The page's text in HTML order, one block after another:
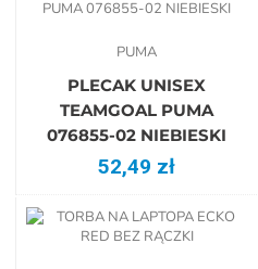
PUMA
PLECAK UNISEX
TEAMGOAL PUMA
076855-02 NIEBIESKI
52,49 zł